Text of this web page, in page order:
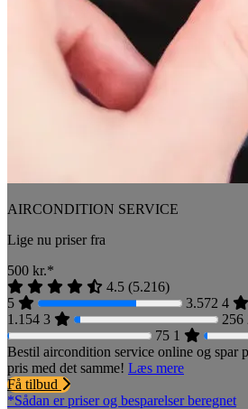
AIRCONDITION SERVICE
Lige nu priser fra
500 kr.*
4.5 (5.216)
5
3.572 4
1.154 3 256
75 1
Bestil aircondition service online og spar
pris med det samme! Læs mere
Få tilbud
*Sådan er priser og besparelser beregnet